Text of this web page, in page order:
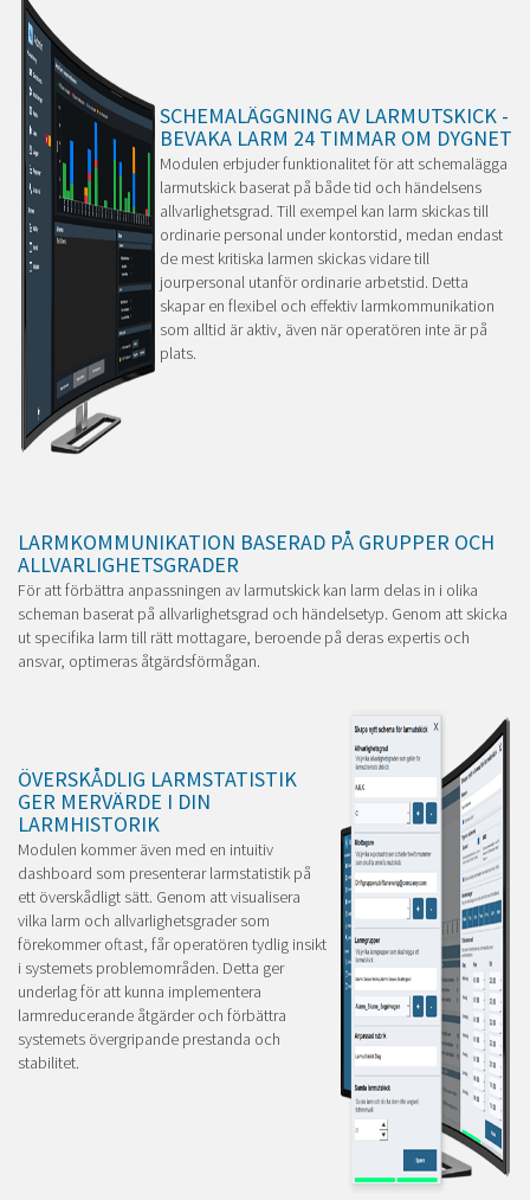
SCHEMALÄGGNING AV LARMUTSKICK -
BEVAKA LARM 24 TIMMAR OM DYGNET
Modulen erbjuder funktionalitet för att schemalägga
larmutskick baserat på både tid och händelsens
allvarlighetsgrad. Till exempel kan larm skickas till
ordinarie personal under kontorstid, medan endast
de mest kritiska larmen skickas vidare till
jourpersonal utanför ordinarie arbetstid. Detta
skapar en flexibel och effektiv larmkommunikation
som alltid är aktiv, även när operatören inte är på
plats.
LARMKOMMUNIKATION BASERAD PÅ GRUPPER OCH
ALLVARLIGHETSGRADER
För att förbättra anpassningen av larmutskick kan larm delas in i olika
scheman baserat på allvarlighetsgrad och händelsetyp. Genom att skicka
ut specifika larm till rätt mottagare, beroende på deras expertis och
ansvar, optimeras åtgärdsförmågan.
ÖVERSKÅDLIG LARMSTATISTIK
GER MERVÄRDE I DIN
LARMHISTORIK
Modulen kommer även med en intuitiv
dashboard som presenterar larmstatistik på
ett överskådligt sätt. Genom att visualisera
vilka larm och allvarlighetsgrader som
förekommer oftast, får operatören tydlig insikt
i systemets problemområden. Detta ger
underlag för att kunna implementera
larmreducerande åtgärder och förbättra
systemets övergripande prestanda och
stabilitet.